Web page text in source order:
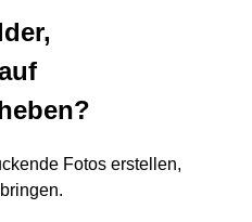
Fotos erstellen,